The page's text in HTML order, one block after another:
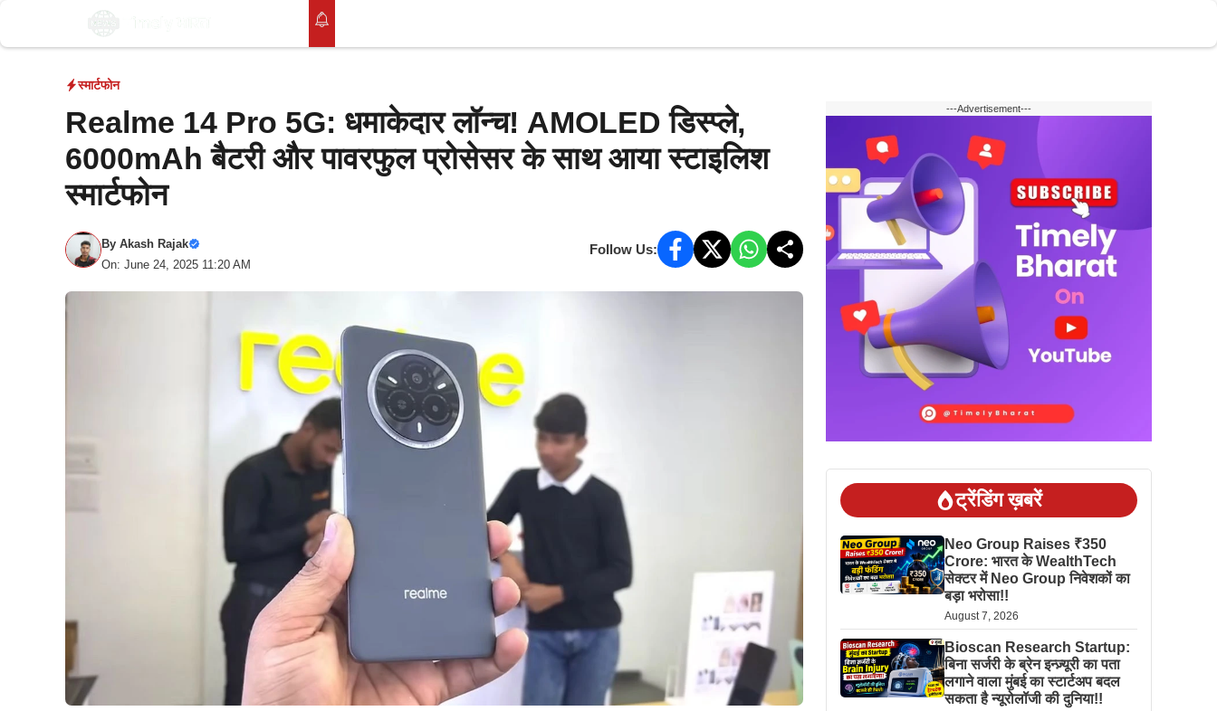
to
स्मार्टफोन
Realme 14 Pro 5G: धमाकेदार लॉन्च! AMOLED डिस्प्ले,
6000mAh बैटरी और पावरफुल प्रोसेसर के साथ आया स्टाइलिश
स्मार्टफोन
By Akash Rajak
On: June 24, 2025 11:20 AM
Follow Us:
---Advertisement---
ट्रेंडिंग ख़बरें
Neo Group Raises ₹350
Crore: भारत के WealthTech
सेक्टर में Neo Group निवेशकों का
बड़ा भरोसा!!
August 7, 2026
Bioscan Research Startup:
बिना सर्जरी के ब्रेन इन्ज़्यूरी का पता
लगाने वाला मुंबई का स्टार्टअप बदल
सकता है न्यूरोलॉजी की दुनिया!!